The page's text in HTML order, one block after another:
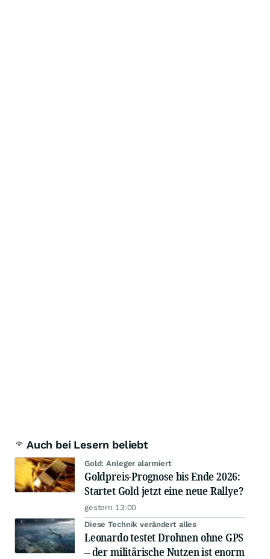
Auch bei Lesern beliebt
Gold: Anleger alarmiert
Goldpreis-Prognose bis Ende 2026:
Startet Gold jetzt eine neue Rallye?
gestern 13:00
Diese Technik verändert alles
Leonardo testet Drohnen ohne GPS
– der militärische Nutzen ist enorm